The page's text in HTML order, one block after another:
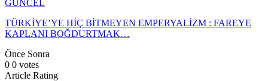
GÜNCEL
TÜRKİYE’YE HİÇ BİTMEYEN EMPERYALİZM : FAREYE
KAPLANI BOĞDURTMAK…
Önce Sonra
0 0 votes
Article Rating